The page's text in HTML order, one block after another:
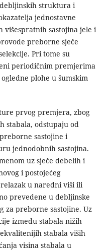
struktura i
jednostavne
višespratnih sastojina jele i
preborne sječe
Pri tome su
periodičnim premjerima
plohe u šumskim
prvog premjera, zbog
stabala, odstupaju od
sastojine i
jednodobnih sastojina.
uz sječe debelih i
i postojećeg
u naredni viši ili
prevedene u debljinske
za preborne sastojine. Uz
između stabala nižih
stabala viših
visina stabala u